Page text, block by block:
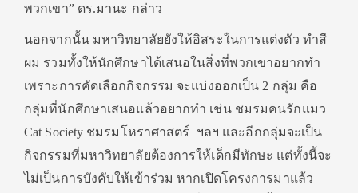
พวกเขา” ดร.มานะ กล่าว
นอกจากนั้น มหาวิทยาลัยยังให้อิสระในการแต่งตัว ทำสี
ผม รวมทั้งให้นักศึกษาได้เสนอในสิ่งที่พวกเขาอยากทำ
เพราะการคัดเลือกกิจกรรม จะแบ่งออกเป็น 2 กลุ่ม คือ
กลุ่มที่นักศึกษาเสนอแล้วอยากทำ เช่น ชมรมคนรักแมว
Cat Society ชมรมโหราศาสตร์ ฯลฯ และอีกกลุ่มจะเป็น
กิจกรรมที่มหาวิทยาลัยต้องการให้เด็กมีทักษะ แต่ทั้งนี้จะ
ไม่เป็นการบังคับให้เข้าร่วม หากเปิดโครงการมาแล้ว